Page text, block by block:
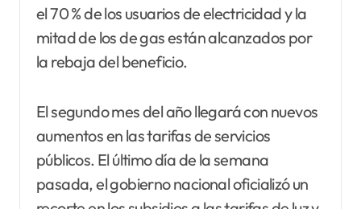
el 70 % de los usuarios de electricidad y la
mitad de los de gas están alcanzados por
la rebaja del beneficio.
El segundo mes del año llegará con nuevos
aumentos en las tarifas de servicios
públicos. El último día de la semana
pasada, el gobierno nacional oficializó un